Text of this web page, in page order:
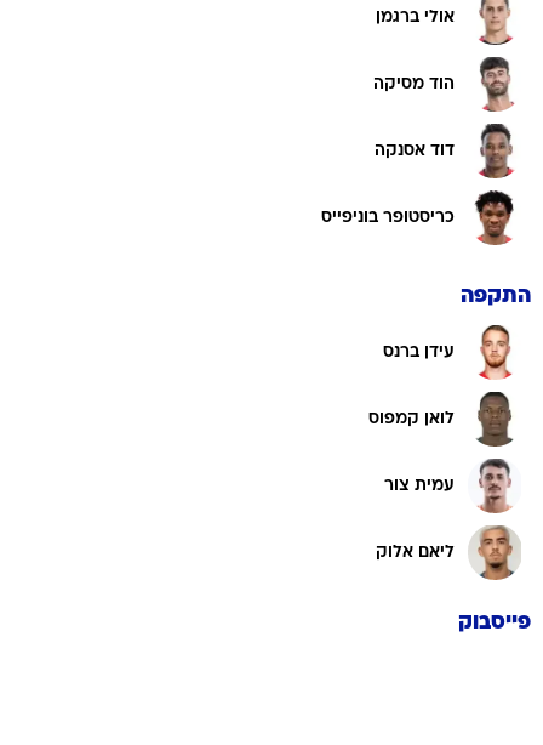
אולי ברגמן
הוד מסיקה
דוד אסנקה
כריסטופר בוניפייס
התקפה
עידן ברנס
לואן קמפוס
עמית צור
ליאם אלוק
פייסבוק